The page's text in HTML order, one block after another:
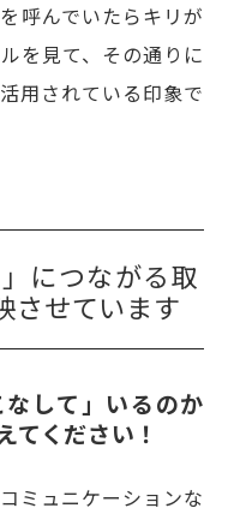
呼んでいたらキリが
を見て、その通りに
用されている印象で
につながる取
させています
して」いるのか
てください！
ミュニケーションな